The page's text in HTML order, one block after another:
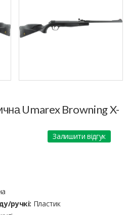
Umarex Browning X-
Залишити відгук
ручкі: Пластик